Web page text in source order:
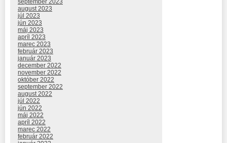
august 2023
júl 2023
jún 2023
máj 2023
apríl 2023
marec 2023
február 2023
január 2023
december 2022
november 2022
október 2022
september 2022
august 2022
júl 2022
jún 2022
máj 2022
apríl 2022
marec 2022
február 2022